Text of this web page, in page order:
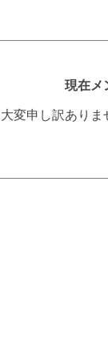
現在メ
大変申し訳あり